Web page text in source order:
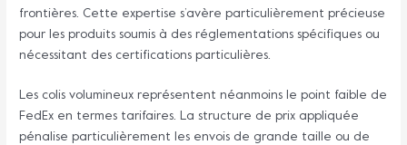
frontières. Cette expertise s’avère particulièrement précieuse
pour les produits soumis à des réglementations spécifiques ou
nécessitant des certifications particulières.
Les colis volumineux représentent néanmoins le point faible de
FedEx en termes tarifaires. La structure de prix appliquée
pénalise particulièrement les envois de grande taille ou de